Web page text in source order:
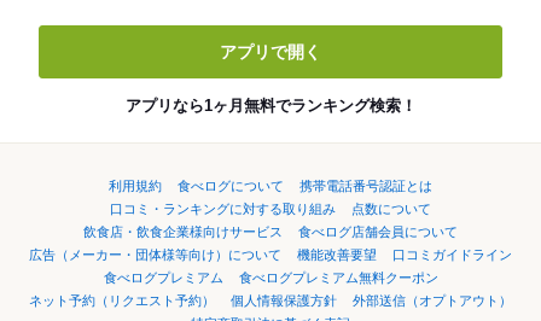
アプリで開く
アプリなら1ヶ月無料でランキング検索！
利用規約 食べログについて
携帯電話番号認証とは
口コミ・ランキングに対する取り組み
点数について
飲食店・飲食企業様向けサービス
食べログ店舗会員について
広告（メーカー・団体様等向け）について
機能改善要望
口コミガイドライン
食べログプレミアム
食べログプレミアム無料クーポン
ネット予約（リクエスト予約）
個人情報保護方針
外部送信（オプトアウト）